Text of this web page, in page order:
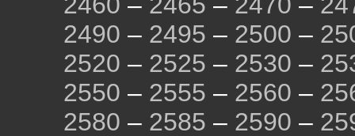
2490 – 2495 – 2500 –
2520 – 2525 – 2530 –
2550 – 2555 – 2560 –
2580 – 2585 – 2590 –